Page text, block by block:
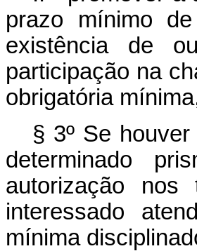
prazo mínimo
existência de
participação na
obrigatória
§ 3º Se
determinado
autorização
interessado
mínima